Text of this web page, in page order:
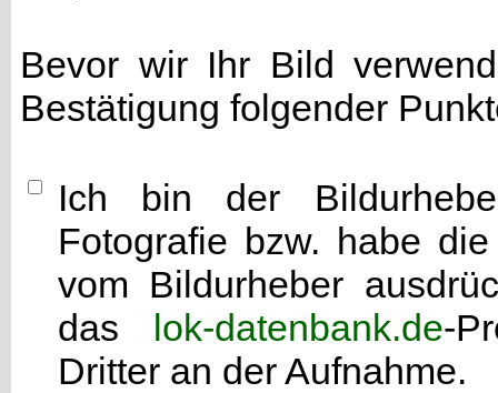
Bevor wir Ihr Bild
Bestätigung folgender
Ich bin der
Fotografie bzw. habe
vom Bildurheber
das lok-datenbank.de-
Dritter an der Aufnahme.